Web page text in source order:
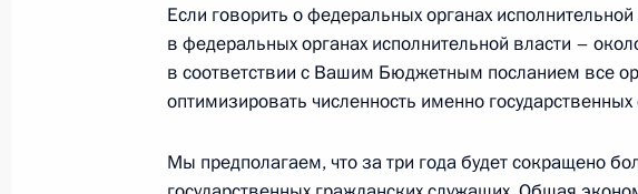
наделения его полномочиями губернатора
области
18 сентября 2010 года, 19:20
Если говорить о федеральных органах исполнительной
в федеральных органах исполнительной власти –
в соответствии с Вашим Бюджетным посланием все
оптимизировать численность именно
Мы предполагаем, что за три года будет сокращено